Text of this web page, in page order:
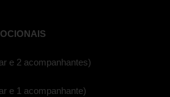
e 2 acompanhantes)
e 1 acompanhante)